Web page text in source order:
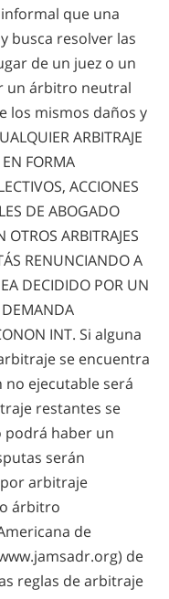
que una
busca resolver las
de un juez o un
un árbitro neutral
los mismos daños y
ARBITRAJE
EN FORMA
ACCIONES
DE ABOGADO
ARBITRAJES
RENUNCIANDO A
DECIDIDO POR UN
DEMANDA
INT. Si alguna
se encuentra
no ejecutable será
restantes se
podrá haber un
serán
arbitraje
árbitro
de
de
reglas de arbitraje